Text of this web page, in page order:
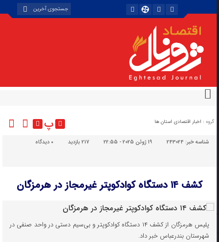
گروه : اخبار اقتصادی استان ها پ
شناسه خبر:243024 19 ژوئن 2025 - 22:55 217 بازدید دیدگاه
کشف ۱۴ دستگاه کواد‌کوپتر غیرمجاز در هرمزگان
پلیس هرمزگان از کشف ۱۴ دستگاه کواد‌کوپتر و بی‌سیم دستی در واحد صنفی در
شهرستان بندرعباس خبر داد.